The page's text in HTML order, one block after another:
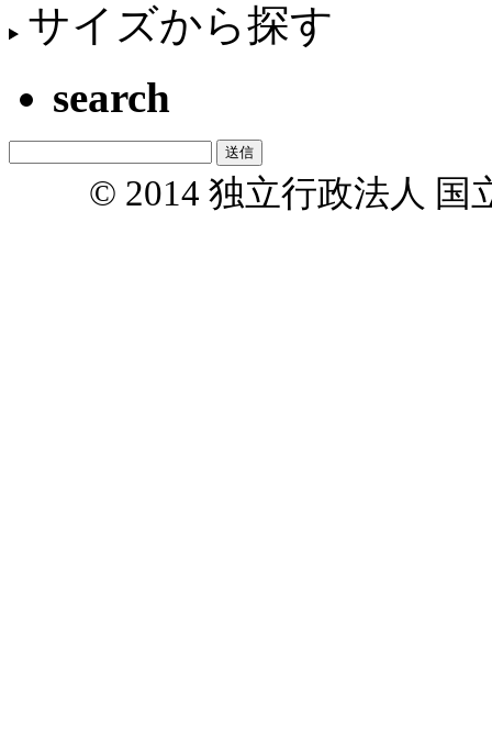
サイズから探す
search
© 2014 独立行政法人 国